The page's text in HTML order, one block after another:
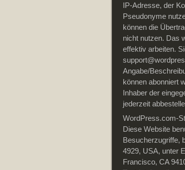
IP-Adresse, der
Pseudonyme
können die
nicht nutzen. Das
effektiv arbeiten.
Angabe/
können abonniert
Inhaber der
jederzeit
WordPress.com-
Diese Website
Besucherzugriffe,
4929, USA, unter
Francisco, CA